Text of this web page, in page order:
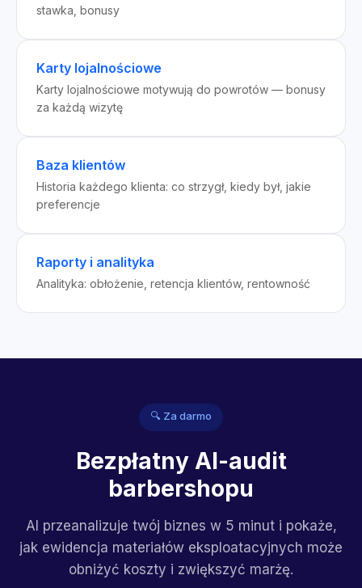
stawka, bonusy
Karty lojalnościowe
Karty lojalnościowe motywują do powrotów — bonusy
za każdą wizytę
Baza klientów
Historia każdego klienta: co strzygł, kiedy był, jakie
preferencje
Raporty i analityka
Analityka: obłożenie, retencja klientów, rentowność
🔍 Za darmo
Bezpłatny AI-audit
barbershopu
AI przeanalizuje twój biznes w 5 minut i pokaże,
jak ewidencja materiałów eksploatacyjnych może
obniżyć koszty i zwiększyć marżę.